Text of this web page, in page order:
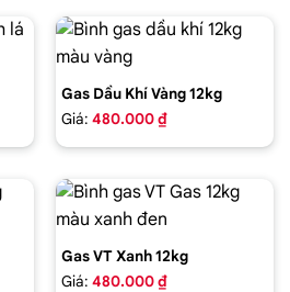
Gas Dầu Khí Vàng 12kg
Giá: 480.000 ₫
Gas VT Xanh 12kg
Giá: 480.000 ₫